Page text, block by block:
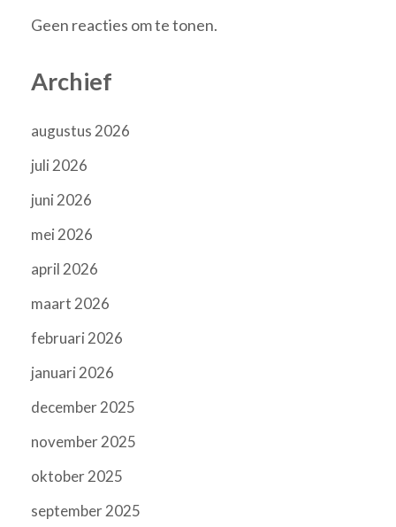
Geen reacties om te tonen.
Archief
augustus 2026
juli 2026
juni 2026
mei 2026
april 2026
maart 2026
februari 2026
januari 2026
december 2025
november 2025
oktober 2025
september 2025